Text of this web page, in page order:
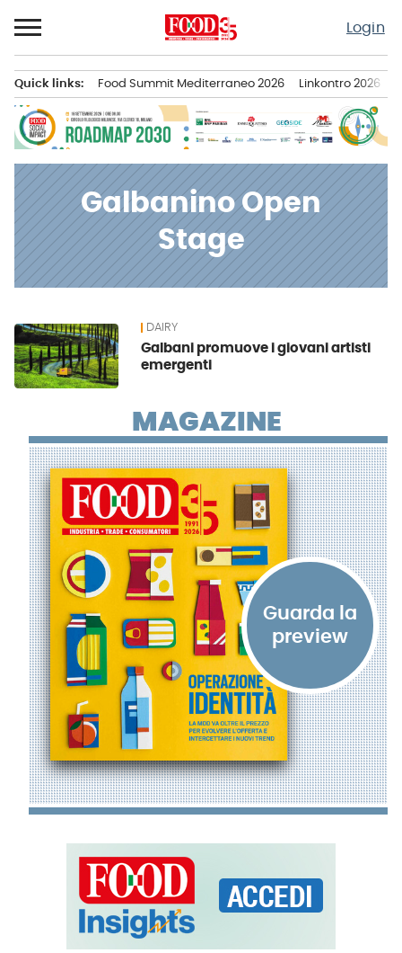
al
contenuto
Login
principale
Quick links: Food Summit Mediterraneo 2026 Linkontro 2026
Galbanino Open
Stage
News DAIRY
Galbani promuove i giovani artisti
emergenti
MAGAZINE